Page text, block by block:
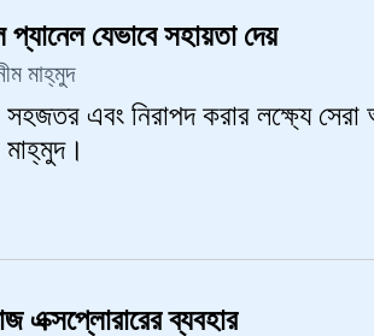
যেভাবে সহায়তা দেয়
মাহ্‌মুদ
এবং নিরাপদ করার লক্ষ্যে
মাহ্‌মুদ।
এক্সপ্লোরারের ব্যবহার